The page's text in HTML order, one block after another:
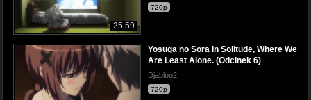
25:59
720p
Yosuga no Sora In Solitude, Where We
Are Least Alone. (Odcinek 6)
Djabloo2
720p